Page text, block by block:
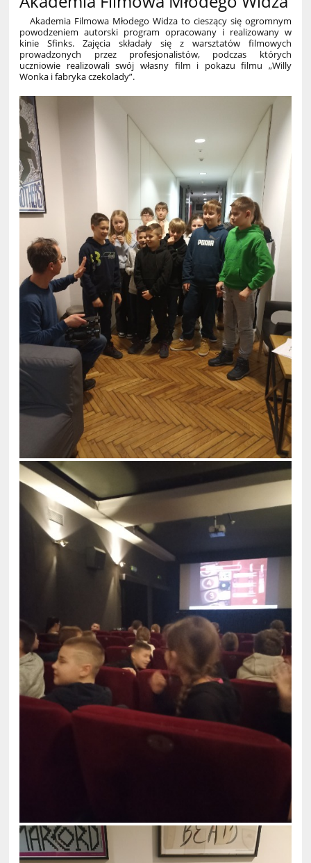
Akademia Filmowa Młodego Widza to cieszący się ogromnym
powodzeniem autorski program opracowany i realizowany w
kinie Sfinks. Zajęcia składały się z warsztatów filmowych
prowadzonych przez profesjonalistów, podczas których
uczniowie realizowali swój własny film i pokazu filmu „Willy
Wonka i fabryka czekolady”.